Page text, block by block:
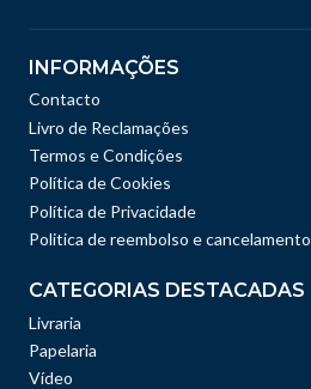
INFORMAÇÕES
Contacto
Livro de Reclamações
Termos e Condições
Política de Cookies
Política de Privacidade
Politica de reembolso e cancelamento
CATEGORIAS DESTACADAS
Livraria
Papelaria
Vídeo